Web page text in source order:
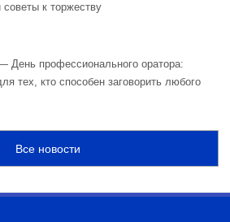
советы к торжеству
День профессионального оратора:
тех, кто способен заговорить любого
Все новости